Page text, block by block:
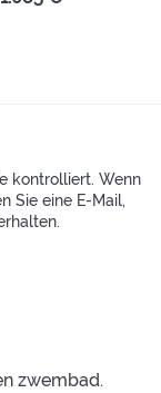
kontrolliert. Wenn
Sie eine E-Mail,
zwembad.